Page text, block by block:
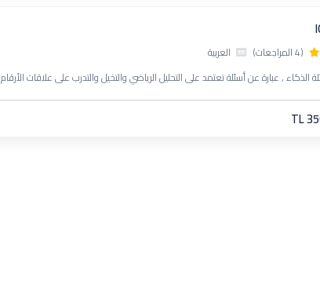
(4 المراجعات)
العربية
الذكاء , عبارة عن أسئلة تعتمد على التحليل الرياضي والتخيل والتدرب على علاقات الأرقام
TL